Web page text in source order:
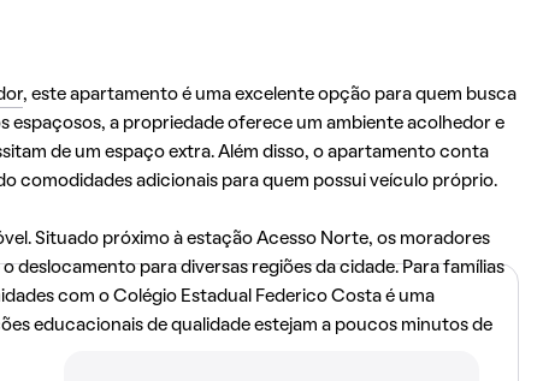
, este apartamento é uma excelente opção para quem busca
a propriedade oferece um ambiente acolhedor e
de um espaço extra. Além disso, o apartamento conta
comodidades adicionais para quem possui veículo próprio.
Situado próximo à estação Acesso Norte, os moradores
para diversas regiões da cidade. Para famílias
com o Colégio Estadual Federico Costa é uma
educacionais de qualidade estejam a poucos minutos de